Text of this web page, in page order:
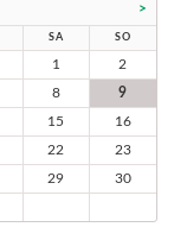
>
SA SO
1
2
8
9
15
16
22
23
29
30